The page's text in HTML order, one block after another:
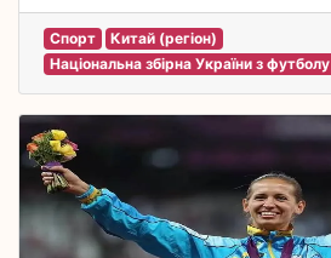
Спорт
Китай (регіон)
Національна збірна України з футболу